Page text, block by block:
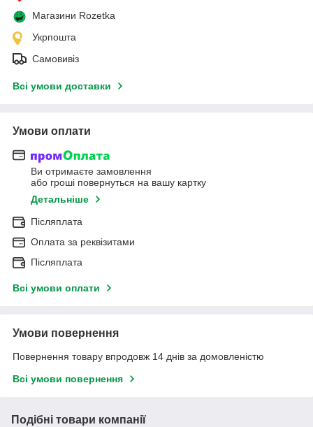
Магазини Rozetka
Укрпошта
Самовивіз
Всі умови доставки
Умови оплати
Ви отримаєте замовлення
або гроші повернуться на вашу картку
Детальніше
Післяплата
Оплата за реквізитами
Післяплата
Всі умови оплати
Умови повернення
Повернення товару впродовж 14 днів за домовленістю
Всі умови повернення
Подібні товари компанії